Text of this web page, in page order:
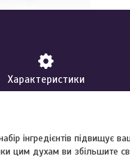
Характеристики
інгредієнтів підвищує
духам ви збільшите